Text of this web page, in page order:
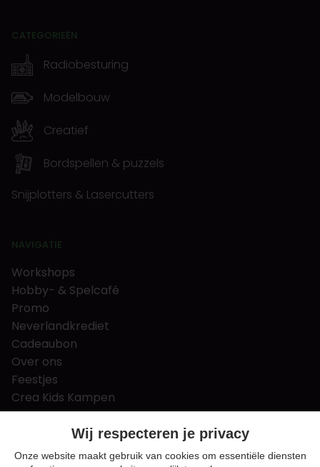
CATEGORIEËN
Radiobesturing
Modelbouw
Creatief
Bordspellen & puzzels
Snijplotters & Lasercutters
NAVIGATIE
Workshops
Hobby- & Spelcafé
Promo
Neverlandkrediet
Cadeaubon
Over ons
Feestjes
Crea Kids Kampen
FAQ
Tips & tricks
Contact
Wij respecteren je privacy
Onze website maakt gebruik van cookies om essentiële diensten